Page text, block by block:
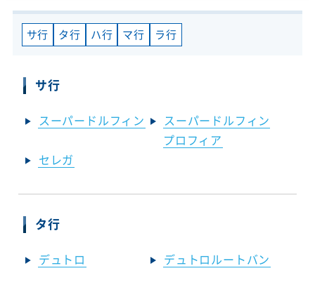
サ行 タ行 ハ行 マ行 ラ行
サ行
スーパードルフィン
スーパードルフィン
プロフィア
セレガ
タ行
デュトロ デュトロルートバン